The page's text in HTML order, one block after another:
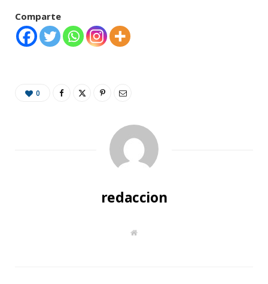
Comparte
0
redaccion
W